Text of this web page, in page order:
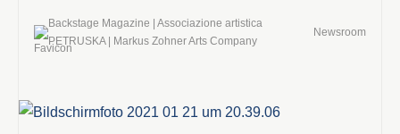
Backstage Magazine | Associazione artistica
PETRUSKA | Markus Zohner Arts Company
Newsroom